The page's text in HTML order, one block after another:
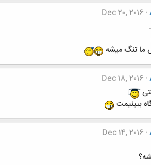
Dec 20, 2016
ما تنگ میشه
Dec 18, 2016
ببینیمت
Dec 14, 2016